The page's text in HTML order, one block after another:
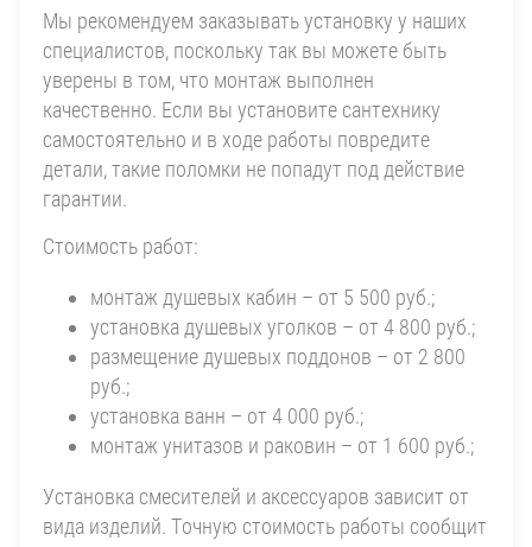
Мы рекомендуем заказывать установку у наших
специалистов, поскольку так вы можете быть
уверены в том, что монтаж выполнен
качественно. Если вы установите сантехнику
самостоятельно и в ходе работы повредите
детали, такие поломки не попадут под действие
гарантии.
Стоимость работ:
монтаж душевых кабин – от 5 500 руб.;
установка душевых уголков – от 4 800 руб.;
размещение душевых поддонов – от 2 800
руб.;
установка ванн – от 4 000 руб.;
монтаж унитазов и раковин – от 1 600 руб.;
Установка смесителей и аксессуаров зависит от
вида изделий. Точную стоимость работы сообщит